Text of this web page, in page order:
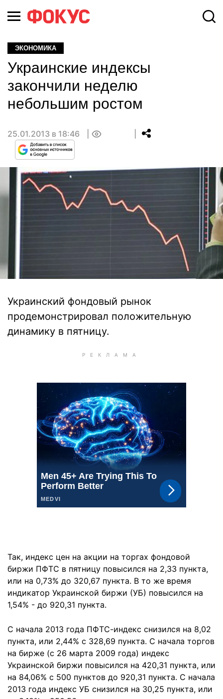
ЭКОНОМИКА
Украинские индексы
закончили неделю
небольшим ростом
25.01.2013 в 18:46
Украинский фондовый рынок
продемонстрировал положительную
динамику в пятницу.
Так, индекс цен на акции на торгах фондовой
биржи ПФТС в пятницу повысился на 2,33 пункта,
или на 0,73% до 320,67 пункта. В то же время
индикатор Украинской биржи (УБ) повысился на
1,54% - до 920,31 пункта.
С начала 2013 года ПФТС-индекс снизился на 8,02
пункта, или 2,44% с 328,69 пункта. С начала торгов
на бирже (с 26 марта 2009 года) индекс
Украинской биржи повысился на 420,31 пункта, или
на 84,06% с 500 пунктов до 920,31 пункта. С начала
2013 года индекс УБ снизился на 30,25 пункта, или